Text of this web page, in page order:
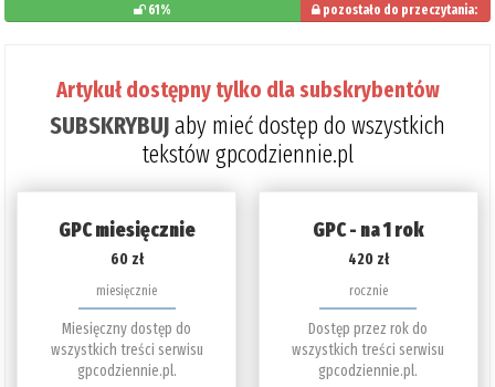
61%
pozostało do przeczytania:
Artykuł dostępny tylko dla subskrybentów
SUBSKRYBUJaby mieć dostęp do wszystkich
tekstów gpcodziennie.pl
GPC miesięcznie
60 zł
miesięcznie
Miesięczny dostęp do
wszystkich treści serwisu
gpcodziennie.pl.
GPC - na 1 rok
420 zł
rocznie
Dostęp przez rok do
wszystkich treści serwisu
gpcodziennie.pl.